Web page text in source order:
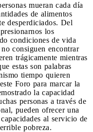
mueran cada día
de alimentos
desperdiciados. Del
los
condiciones de vida
consiguen encontrar
trágicamente mientras
estas son palabras
tiempo quieren
Foro para marcar la
la capacidad
personas a través de
pueden ofrecer una
al servicio de
pobreza.